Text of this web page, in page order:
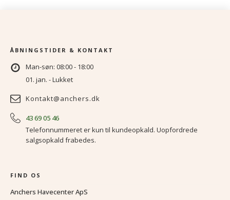
ÅBNINGSTIDER & KONTAKT
Man-søn: 08:00 - 18:00
01. jan. - Lukket
Kontakt@anchers.dk
43 69 05 46
Telefonnummeret er kun til kundeopkald. Uopfordrede
salgsopkald frabedes.
FIND OS
Anchers Havecenter ApS